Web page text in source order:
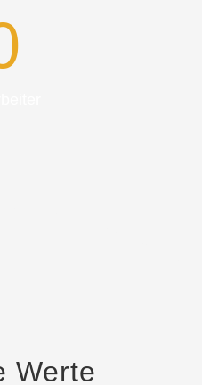
Werte